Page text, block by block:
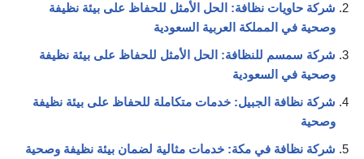
شركة حاويات نظافة: الحل الأمثل للحفاظ على بيئة نظيفة
وصحية في المملكة العربية السعودية
شركة سمسم للنظافة: الحل الأمثل للحفاظ على بيئة نظيفة
وصحية في السعودية
شركة نظافة الجبيل: خدمات متكاملة للحفاظ على بيئة نظيفة
وصحية
شركة نظافة في مكة: خدمات مثالية لضمان بيئة نظيفة وصحية